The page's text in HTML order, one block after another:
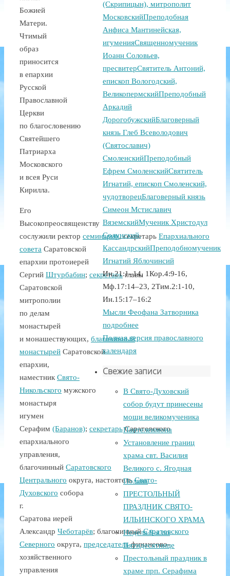
Божией
Матери.
Чтимый
образ
приносится
в епархии
Русской
Православной
Церкви
по благословению
Святейшего
Патриарха
Московского
и всея Руси
Кирилла.
Его
Высокопреосвященству
сослужили ректор семинарии, секретарь Епархиального
совета Саратовской
епархии протоиерей
Сергий Штурбабин; секретарьглавы
Саратовской
митрополии
по делам
монастырей
и монашествующих, благочинный
монастырей Саратовской
епархии,
наместник Свято-
Никольского мужского
монастыря
игумен
Серафим (Баранов); секретарьСаратовского
епархиального
управления,
благочинный Саратовского
Центрального округа, настоятельСвято-
Духовского собора
г.
Саратова иерей
Александр Чеботарёв; благочинныйСаратовского
Северного округа, председательфинансово-
хозяйственного
управления
(Скрипицын), митрополит
МосковскийПреподобная
Анфиса Мантинейская,
игуменияСвященномученик
Иоанн Соловьев,
пресвитерСвятитель Антоний,
епископ Вологодский,
ВеликопермскийПреподобный
Аркадий
ДорогобужскийБлаговерный
князь Глеб Всеволодович
(Святославич)
СмоленскийПреподобный
Ефрем СмоленскийСвятитель
Игнатий, епископ Смоленский,
чудотворецБлаговерный князь
Симеон Мстиславич
ВяземскийМученик Христодул
Солунский,
КассандрскийПреподобномученик
Игнатий Яблочинсий
Ин.21:1–14, 1Кор.4:9-16,
Мф.17:14–23, 2Тим.2:1-10,
Ин.15:17–16:2
Мысли Феофана Затворника
подробнее
Полная версия православного
календаря
Свежие записи
В Свято-Духовский
собор будут принесены
мощи великомученика
Пантелеимона
Установление границ
храма свт. Василия
Великого с. Ягодная
Поляна
ПРЕСТОЛЬНЫЙ
ПРАЗДНИК СВЯТО-
ИЛЬИНСКОГО ХРАМА
Неделя 9-я по
Пятидесятнице
Престольный праздник в
храме прп. Серафима